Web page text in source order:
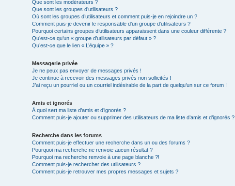
Que sont les modérateurs ?
Que sont les groupes d’utilisateurs ?
Où sont les groupes d’utilisateurs et comment puis-je en rejoindre un ?
Comment puis-je devenir le responsable d’un groupe d’utilisateurs ?
Pourquoi certains groupes d’utilisateurs apparaissent dans une couleur différente ?
Qu’est-ce qu’un « groupe d’utilisateurs par défaut » ?
Qu’est-ce que le lien « L’équipe » ?
Messagerie privée
Je ne peux pas envoyer de messages privés !
Je continue à recevoir des messages privés non sollicités !
J’ai reçu un pourriel ou un courriel indésirable de la part de quelqu’un sur ce forum !
Amis et ignorés
À quoi sert ma liste d’amis et d’ignorés ?
Comment puis-je ajouter ou supprimer des utilisateurs de ma liste d’amis et d’ignorés ?
Recherche dans les forums
Comment puis-je effectuer une recherche dans un ou des forums ?
Pourquoi ma recherche ne renvoie aucun résultat ?
Pourquoi ma recherche renvoie à une page blanche ?!
Comment puis-je rechercher des utilisateurs ?
Comment puis-je retrouver mes propres messages et sujets ?